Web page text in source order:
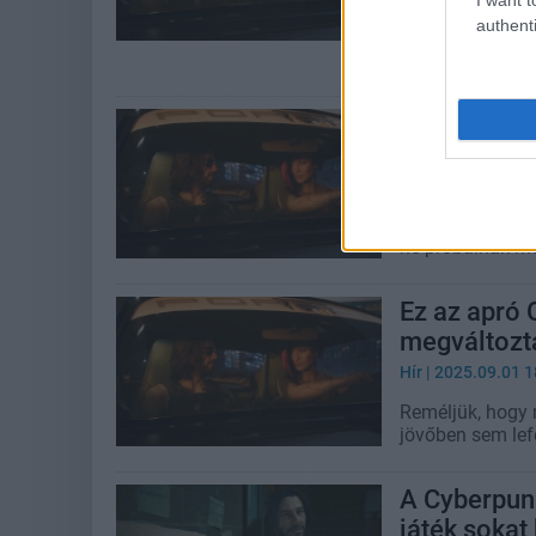
Hosszú és
A
ne próbálnák
Ez az apró
Hír | 2025.09.01
Reméljük,
jövőben sem
A
játék sokat